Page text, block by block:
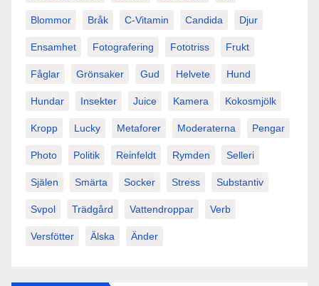
Blommor Bråk C-Vitamin Candida Djur
Ensamhet Fotografering Fototriss Frukt
Fåglar Grönsaker Gud Helvete Hund
Hundar Insekter Juice Kamera Kokosmjölk
Kropp Lucky Metaforer Moderaterna Pengar
Photo Politik Reinfeldt Rymden Selleri
Själen Smärta Socker Stress Substantiv
Svpol Trädgård Vattendroppar Verb
Versfötter Älska Änder